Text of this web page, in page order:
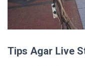
Tips Agar Live